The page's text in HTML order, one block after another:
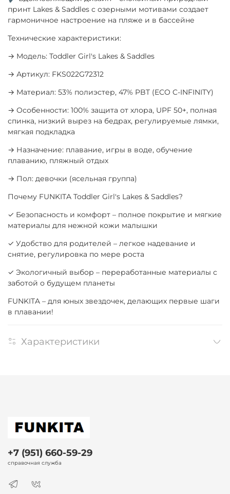
принт Lakes & Saddles с озерными мотивами создает
гармоничное настроение на пляже и в бассейне
Технические характеристики:
→ Модель: Toddler Girl's Lakes & Saddles
→ Артикул: FKS022G72312
→ Материал: 53% полиэстер, 47% PBT (ECO C-INFINITY)
→ Особенности: 100% защита от хлора, UPF 50+, полная
спинка, низкий вырез на бедрах, регулируемые лямки,
мягкая подкладка
→ Назначение: плавание, игры в воде, обучение
плаванию, пляжный отдых
→ Пол: девочки (ясельная группа)
Почему FUNKITA Toddler Girl's Lakes & Saddles?
✓ Безопасность и комфорт – полное покрытие и мягкие
материалы для нежной кожи малышки
✓ Удобство для родителей – легкое надевание и
снятие, регулировка по мере роста
✓ Экологичный выбор – переработанные материалы с
заботой о будущем планеты
FUNKITA – для юных звездочек, делающих первые шаги
в плавании!
Характеристики
+7 (951) 660-59-29
справочная служба